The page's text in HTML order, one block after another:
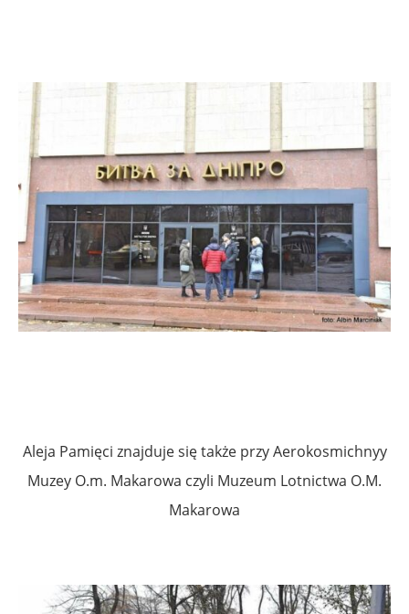
Aleja Pamięci znajduje się także przy Aerokosmichnyy
Muzey O.m. Makarowa czyli Muzeum Lotnictwa О.М.
Makarowa